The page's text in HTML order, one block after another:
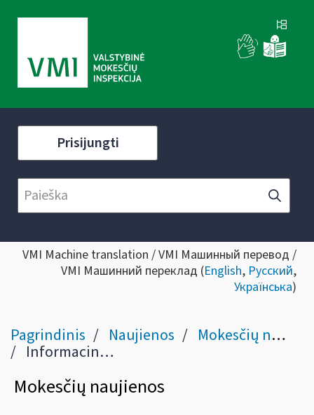
Prisijungti
VMI Machine translation / VMI Машинный перевод /
VMI Машинний переклад (English, Русский,
Українська)
Pagrindinis Naujienos Mokesčių naujienos
Informacinis pranešimas dėl Lietuvos Respublikos nekilnojamojo turto mokesčio įstatymo nuostatų pakeitimo
Mokesčių naujienos